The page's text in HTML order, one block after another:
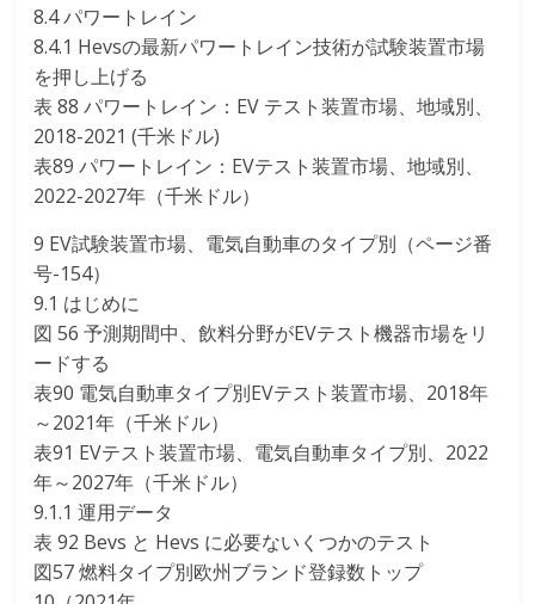
8.4 パワートレイン
8.4.1 Hevsの最新パワートレイン技術が試験装置市場
を押し上げる
表 88 パワートレイン：EV テスト装置市場、地域別、
2018-2021 (千米ドル)
表89 パワートレイン：EVテスト装置市場、地域別、
2022-2027年（千米ドル）
9 EV試験装置市場、電気自動車のタイプ別（ページ番
号-154）
9.1 はじめに
図 56 予測期間中、飲料分野がEVテスト機器市場をリ
ードする
表90 電気自動車タイプ別EVテスト装置市場、2018年
～2021年（千米ドル）
表91 EVテスト装置市場、電気自動車タイプ別、2022
年～2027年（千米ドル）
9.1.1 運用データ
表 92 Bevs と Hevs に必要ないくつかのテスト
図57 燃料タイプ別欧州ブランド登録数トップ